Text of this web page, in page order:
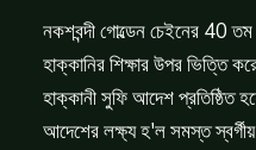
নকশবন্দী গোল্ডেন চেইনের 40
হাক্কানির শিক্ষার উপর ভিত্তি
হাক্কানী সুফি আদেশ প্রতিষ্ঠিত
আদেশের লক্ষ্য হ'ল সমস্ত